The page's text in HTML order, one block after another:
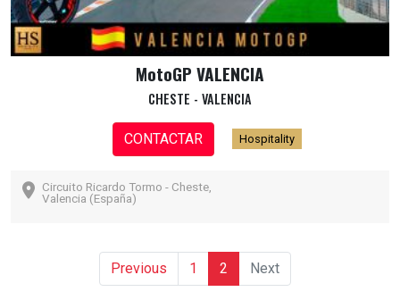
MotoGP VALENCIA
CHESTE - VALENCIA
CONTACTAR Hospitality
Circuito Ricardo Tormo - Cheste,
Valencia (España)
Previous 1 2(current)
Next